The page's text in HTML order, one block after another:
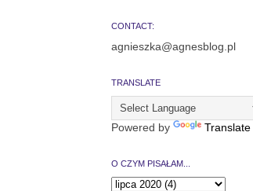
CONTACT:
agnieszka@agnesblog.pl
TRANSLATE
Powered by Translate
O CZYM PISAŁAM...